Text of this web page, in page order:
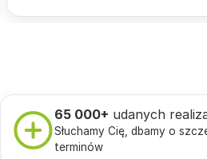
65 000+ udanych
Słuchamy Cię, dbamy o
terminów